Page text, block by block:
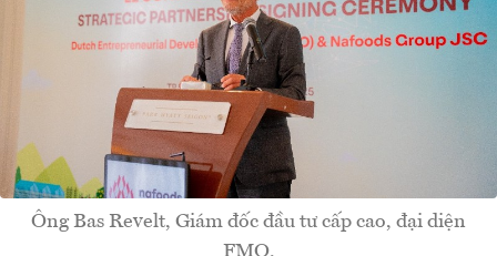
Ông Bas Revelt, Giám đốc đầu tư cấp cao, đại diện